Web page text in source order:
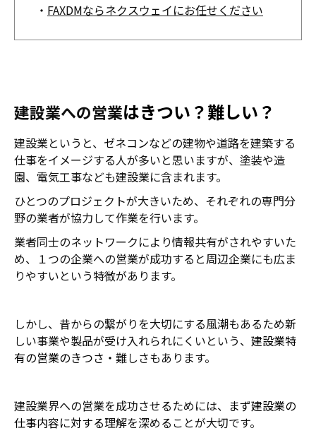
・ FAXDMならネクスウェイにお任せください
建設業への営業はきつい？難しい？
建設業というと、 ゼネコンなどの建物や道路を建築する
仕事をイメージする人が多いと思いますが、塗装や造
園、電気工事なども建設業に含まれます。
ひとつのプロジェクトが大きいため、それぞれの専門分
野の業者が協力して作業を行います。
業者同士のネットワークにより情報共有がされやすいた
め、１つの企業への営業が成功すると周辺企業にも広ま
りやすいという特徴があります。
しかし、昔からの繋がりを大切にする風潮もあるため新
しい事業や製品が受け入れられにくいという、 建設業特
有の営業のきつさ・ 難しさもあります。
建設業界への営業を成功させるためには、 まず建設業の
仕事内容に対する理解を深めることが大切です。